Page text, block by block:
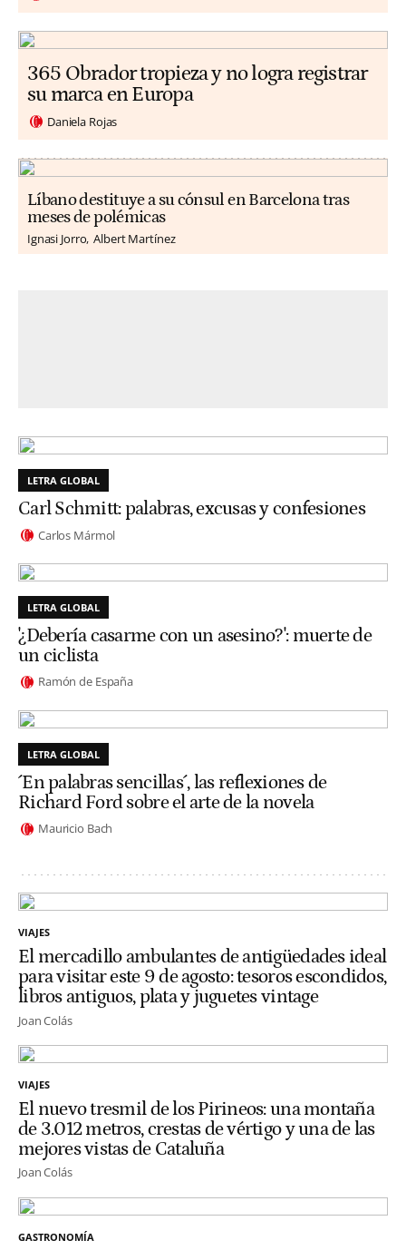
365 Obrador tropieza y no logra registrar
su marca en Europa
Daniela Rojas
Líbano destituye a su cónsul en Barcelona tras
meses de polémicas
Ignasi Jorro Albert Martínez
LETRA GLOBAL
Carl Schmitt: palabras, excusas y confesiones
Carlos Mármol
LETRA GLOBAL
'¿Debería casarme con un asesino?': muerte de
un ciclista
Ramón de España
LETRA GLOBAL
´En palabras sencillas´, las reflexiones de
Richard Ford sobre el arte de la novela
Mauricio Bach
VIAJES
El mercadillo ambulantes de antigüedades ideal
para visitar este 9 de agosto: tesoros escondidos,
libros antiguos, plata y juguetes vintage
Joan Colás
VIAJES
El nuevo tresmil de los Pirineos: una montaña
de 3.012 metros, crestas de vértigo y una de las
mejores vistas de Cataluña
Joan Colás
GASTRONOMÍA